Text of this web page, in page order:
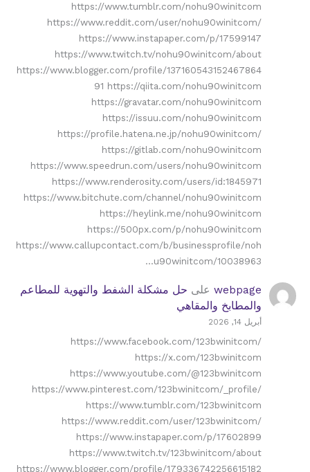
https://www.tumblr.com/nohu90winitcom
https://www.reddit.com/user/nohu90winitcom/
https://www.instapaper.com/p/17599147
https://www.twitch.tv/nohu90winitcom/about
https://www.blogger.com/profile/137160543152467864
91 https://qiita.com/nohu90winitcom
https://gravatar.com/nohu90winitcom
https://issuu.com/nohu90winitcom
https://profile.hatena.ne.jp/nohu90winitcom/
https://gitlab.com/nohu90winitcom
https://www.speedrun.com/users/nohu90winitcom
https://www.renderosity.com/users/id:1845971
https://www.bitchute.com/channel/nohu90winitcom
https://heylink.me/nohu90winitcom
https://500px.com/p/nohu90winitcom
https://www.callupcontact.com/b/businessprofile/noh
u90winitcom/10038963…
webpage على حل مشكلة الشفط والتهوية للمطاعم
والمطابخ والمقاهي
أبريل 14, 2026
https://www.facebook.com/123bwinitcom/
https://x.com/123bwinitcom
https://www.youtube.com/@123bwinitcom
https://www.pinterest.com/123bwinitcom/_profile/
https://www.tumblr.com/123bwinitcom
https://www.reddit.com/user/123bwinitcom/
https://www.instapaper.com/p/17602899
https://www.twitch.tv/123bwinitcom/about
https://www.blogger.com/profile/179336742256615182